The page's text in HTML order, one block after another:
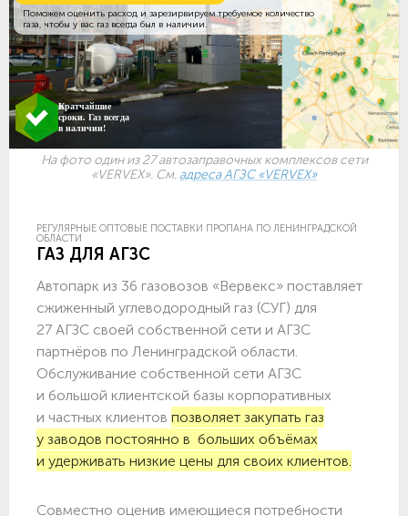
Поможем оценить расход и зарезирвируем требуемое количество
газа, чтобы у вас газ всегда был в наличии.
Кратчайшие
сроки. Газ всегда
в наличии!
На фото один из 27 автозаправочных комплексов сети
«VERVEX». См. адреса АГЗС «VERVEX»
РЕГУЛЯРНЫЕ ОПТОВЫЕ ПОСТАВКИ ПРОПАНА ПО ЛЕНИНГРАДСКОЙ
ОБЛАСТИ
ГАЗ ДЛЯ АГЗС
Автопарк из 36 газовозов «Вервекс» поставляет
сжиженный углеводородный газ (СУГ) для
27 АГЗС своей собственной сети и АГЗС
партнёров по Ленинградской области.
Обслуживание собственной сети АГЗС
и большой клиентской базы корпоративных
и частных клиентов позволяет закупать газ
у заводов постоянно в больших объёмах
и удерживать низкие цены для своих клиентов.
Совместно оценив имеющиеся потребности